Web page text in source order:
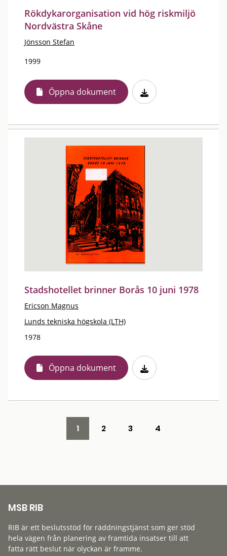
Rökdykarorganisation vid hög riskmiljö
Nordvästra Skåne
Jönsson Stefan
1999
Öppna dokument
Stadshotellet brinner Borås 10 juni 1978
Ericson Magnus
Lunds tekniska högskola (LTH)
1978
Öppna dokument
1 2 3 4
MSB RIB
RIB är ett beslutsstöd för räddningstjänst som ger stöd
hela vägen från planering av framtida insatser till att
fatta rätt beslut när olyckan är framme.